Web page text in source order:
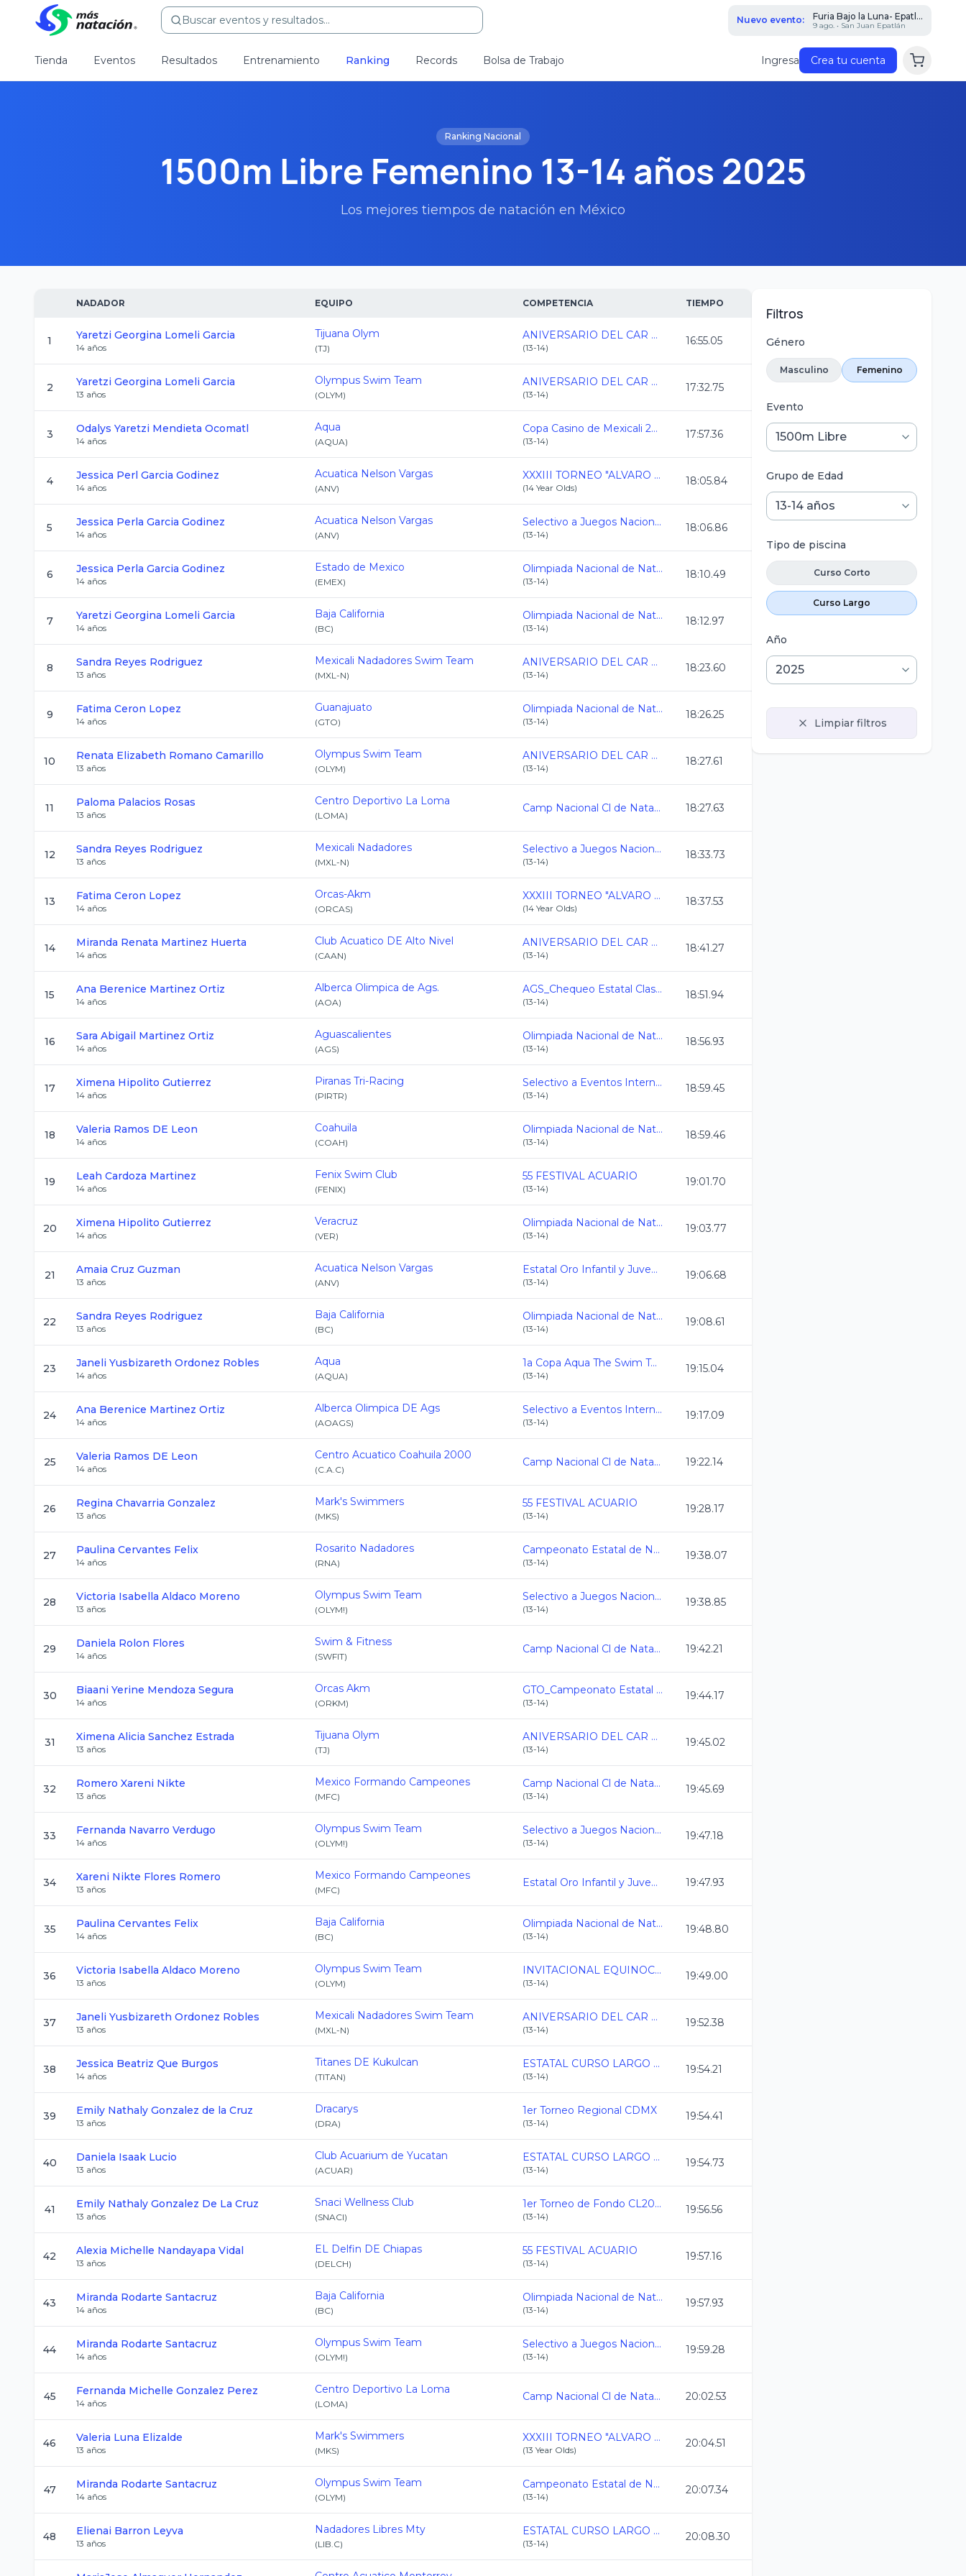
Buscar eventos y resultados... Nuevo evento: Furia Bajo la Luna- Epatl...
9 ago. • San Juan Epatlán
Tienda Eventos Resultados Entrenamiento Ranking Records Bolsa de Trabajo Ingresa Crea tu cuenta
Ranking Nacional
1500m Libre Femenino 13-14 años 2025
Los mejores tiempos de natación en México
NADADOR EQUIPO COMPETENCIA TIEMPO
1 Yaretzi Georgina Lomeli Garcia
14 años
Tijuana Olym
(TJ)
ANIVERSARIO DEL CAR 2025
(13-14)
16:55.05
2 Yaretzi Georgina Lomeli Garcia
13 años
Olympus Swim Team
(OLYM)
ANIVERSARIO DEL CAR 2025
(13-14)
17:32.75
3 Odalys Yaretzi Mendieta Ocomatl
14 años
Aqua
(AQUA)
Copa Casino de Mexicali 2025
(13-14)
17:57.36
4 Jessica Perl Garcia Godinez
14 años
Acuatica Nelson Vargas
(ANV)
XXXIII TORNEO "ALVARO ARMAS"
(14 Year Olds)
18:05.84
5 Jessica Perla Garcia Godinez
14 años
Acuatica Nelson Vargas
(ANV)
Selectivo a Juegos Nacionales CONADE
(13-14)
18:06.86
6 Jessica Perla Garcia Godinez
14 años
Estado de Mexico
(EMEX)
Olimpiada Nacional de Natacion 2025
(13-14)
18:10.49
7 Yaretzi Georgina Lomeli Garcia
14 años
Baja California
(BC)
Olimpiada Nacional de Natacion 2025
(13-14)
18:12.97
8 Sandra Reyes Rodriguez
13 años
Mexicali Nadadores Swim Team
(MXL-N)
ANIVERSARIO DEL CAR 2025
(13-14)
18:23.60
9 Fatima Ceron Lopez
14 años
Guanajuato
(GTO)
Olimpiada Nacional de Natacion 2025
(13-14)
18:26.25
10 Renata Elizabeth Romano Camarillo
13 años
Olympus Swim Team
(OLYM)
ANIVERSARIO DEL CAR 2025
(13-14)
18:27.61
11 Paloma Palacios Rosas
13 años
Centro Deportivo La Loma
(LOMA)
Camp Nacional Cl de Natacion y Aguas Abiertas 18:27.63
12 Sandra Reyes Rodriguez
13 años
Mexicali Nadadores
(MXL-N)
Selectivo a Juegos Nacionales CONADE
(13-14)
18:33.73
13 Fatima Ceron Lopez
14 años
Orcas-Akm
(ORCAS)
XXXIII TORNEO "ALVARO ARMAS"
(14 Year Olds)
18:37.53
14 Miranda Renata Martinez Huerta
14 años
Club Acuatico DE Alto Nivel
(CAAN)
ANIVERSARIO DEL CAR 2025
(13-14)
18:41.27
15 Ana Berenice Martinez Ortiz
14 años
Alberca Olimpica de Ags.
(AOA)
AGS_Chequeo Estatal Clasificatorio al Selecti
(13-14)
18:51.94
16 Sara Abigail Martinez Ortiz
14 años
Aguascalientes
(AGS)
Olimpiada Nacional de Natacion 2025
(13-14)
18:56.93
17 Ximena Hipolito Gutierrez
14 años
Piranas Tri-Racing
(PIRTR)
Selectivo a Eventos Internacionales
(13-14)
18:59.45
18 Valeria Ramos DE Leon
14 años
Coahuila
(COAH)
Olimpiada Nacional de Natacion 2025
(13-14)
18:59.46
19 Leah Cardoza Martinez
14 años
Fenix Swim Club
(FENIX)
55 FESTIVAL ACUARIO
(13-14)
19:01.70
20 Ximena Hipolito Gutierrez
14 años
Veracruz
(VER)
Olimpiada Nacional de Natacion 2025
(13-14)
19:03.77
21 Amaia Cruz Guzman
13 años
Acuatica Nelson Vargas
(ANV)
Estatal Oro Infantil y Juvenil C.L. 2024-2025
(13-14)
19:06.68
22 Sandra Reyes Rodriguez
13 años
Baja California
(BC)
Olimpiada Nacional de Natacion 2025
(13-14)
19:08.61
23 Janeli Yusbizareth Ordonez Robles
14 años
Aqua
(AQUA)
1a Copa Aqua The Swim Team
(13-14)
19:15.04
24 Ana Berenice Martinez Ortiz
14 años
Alberca Olimpica DE Ags
(AOAGS)
Selectivo a Eventos Internacionales
(13-14)
19:17.09
25 Valeria Ramos DE Leon
14 años
Centro Acuatico Coahuila 2000
(C.A.C)
Camp Nacional Cl de Natacion y Aguas Abiertas 19:22.14
26 Regina Chavarria Gonzalez
13 años
Mark's Swimmers
(MKS)
55 FESTIVAL ACUARIO
(13-14)
19:28.17
27 Paulina Cervantes Felix
14 años
Rosarito Nadadores
(RNA)
Campeonato Estatal de Natacion CL 2025
(13-14)
19:38.07
28 Victoria Isabella Aldaco Moreno
13 años
Olympus Swim Team
(OLYM!)
Selectivo a Juegos Nacionales CONADE
(13-14)
19:38.85
29 Daniela Rolon Flores
14 años
Swim & Fitness
(SWFIT)
Camp Nacional Cl de Natacion y Aguas Abiertas 19:42.21
30 Biaani Yerine Mendoza Segura
14 años
Orcas Akm
(ORKM)
GTO_Campeonato Estatal de Natacion 11y + CL25
(13-14)
19:44.17
31 Ximena Alicia Sanchez Estrada
13 años
Tijuana Olym
(TJ)
ANIVERSARIO DEL CAR 2025
(13-14)
19:45.02
32 Romero Xareni Nikte
13 años
Mexico Formando Campeones
(MFC)
Camp Nacional Cl de Natacion y Aguas Abiertas
(13-14)
19:45.69
33 Fernanda Navarro Verdugo
14 años
Olympus Swim Team
(OLYM!)
Selectivo a Juegos Nacionales CONADE
(13-14)
19:47.18
34 Xareni Nikte Flores Romero
13 años
Mexico Formando Campeones
(MFC)
Estatal Oro Infantil y Juvenil C.L. 2024-2025 19:47.93
35 Paulina Cervantes Felix
14 años
Baja California
(BC)
Olimpiada Nacional de Natacion 2025
(13-14)
19:48.80
36 Victoria Isabella Aldaco Moreno
13 años
Olympus Swim Team
(OLYM)
INVITACIONAL EQUINOCCIO DE PRIMAVERA 2025
(13-14)
19:49.00
37 Janeli Yusbizareth Ordonez Robles
13 años
Mexicali Nadadores Swim Team
(MXL-N)
ANIVERSARIO DEL CAR 2025
(13-14)
19:52.38
38 Jessica Beatriz Que Burgos
14 años
Titanes DE Kukulcan
(TITAN)
ESTATAL CURSO LARGO 2025 MERIDA
(13-14)
19:54.21
39 Emily Nathaly Gonzalez de la Cruz
13 años
Dracarys
(DRA)
1er Torneo Regional CDMX
(13-14)
19:54.41
40 Daniela Isaak Lucio
13 años
Club Acuarium de Yucatan
(ACUAR)
ESTATAL CURSO LARGO 2025 MERIDA
(13-14)
19:54.73
41 Emily Nathaly Gonzalez De La Cruz
13 años
Snaci Wellness Club
(SNACI)
1er Torneo de Fondo CL2025
(13-14)
19:56.56
42 Alexia Michelle Nandayapa Vidal
13 años
EL Delfin DE Chiapas
(DELCH)
55 FESTIVAL ACUARIO
(13-14)
19:57.16
43 Miranda Rodarte Santacruz
14 años
Baja California
(BC)
Olimpiada Nacional de Natacion 2025
(13-14)
19:57.93
44 Miranda Rodarte Santacruz
14 años
Olympus Swim Team
(OLYM!)
Selectivo a Juegos Nacionales CONADE
(13-14)
19:59.28
45 Fernanda Michelle Gonzalez Perez
14 años
Centro Deportivo La Loma
(LOMA)
Camp Nacional Cl de Natacion y Aguas Abiertas 20:02.53
46 Valeria Luna Elizalde
13 años
Mark's Swimmers
(MKS)
XXXIII TORNEO "ALVARO ARMAS"
(13 Year Olds)
20:04.51
47 Miranda Rodarte Santacruz
14 años
Olympus Swim Team
(OLYM)
Campeonato Estatal de Natacion CL 2025
(13-14)
20:07.34
48 Elienai Barron Leyva
13 años
Nadadores Libres Mty
(LIB.C)
ESTATAL CURSO LARGO 2025
(13-14)
20:08.30
Filtros
Género
Masculino Femenino
Evento
Grupo de Edad
Tipo de piscina
Curso Corto
Curso Largo
Año
Limpiar filtros